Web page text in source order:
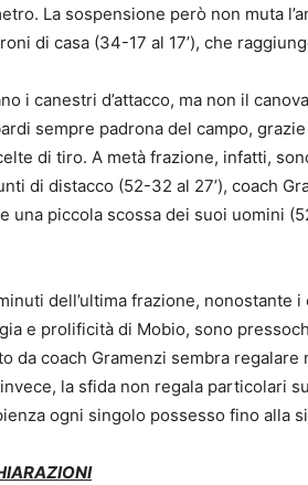
La sospensione però non muta
di casa (34-17 al 17’), che
i canestri d’attacco, ma non il
sempre padrona del campo,
di tiro. A metà frazione, infatti,
di distacco (52-32 al 27’), coach
una piccola scossa dei suoi uomini
dell’ultima frazione, nonostante
e prolificità di Mobio, sono
da coach Gramenzi sembra
la sfida non regala particolari
ogni singolo possesso fino alla